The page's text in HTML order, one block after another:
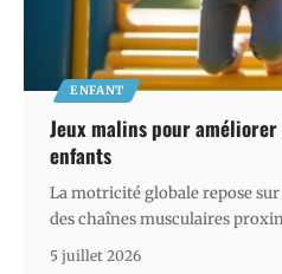
ENFANT
Jeux malins pour
enfants
La motricité globale repose
des chaînes musculaires
5 juillet 2026